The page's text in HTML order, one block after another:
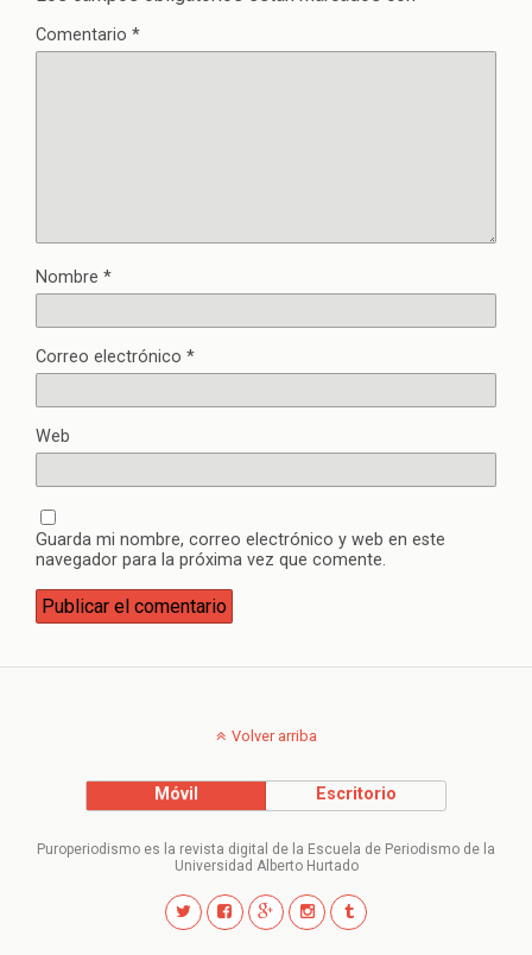
Comentario *
Nombre *
Correo electrónico *
Web
Guarda mi nombre, correo electrónico y web en este
navegador para la próxima vez que comente.
Volver arriba
Móvil Escritorio
Puroperiodismo es la revista digital de la Escuela de Periodismo de la
Universidad Alberto Hurtado